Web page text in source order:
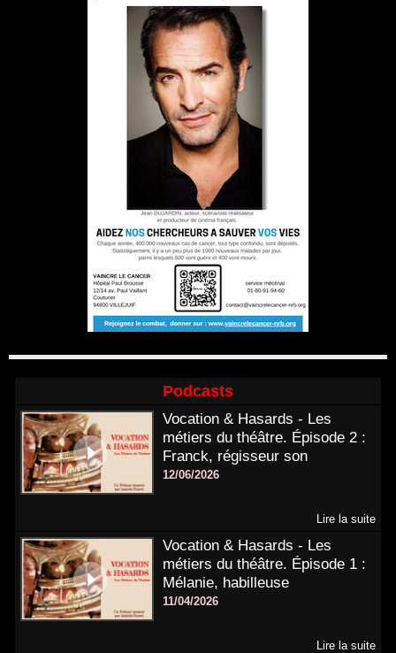
Podcasts
Vocation & Hasards - Les
métiers du théâtre. Épisode 2 :
Franck, régisseur son
12/06/2026
Lire la suite
Vocation & Hasards - Les
métiers du théâtre. Épisode 1 :
Mélanie, habilleuse
11/04/2026
Lire la suite